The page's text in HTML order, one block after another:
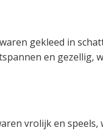
gekleed in
en gezellig,
vrolijk en speels,